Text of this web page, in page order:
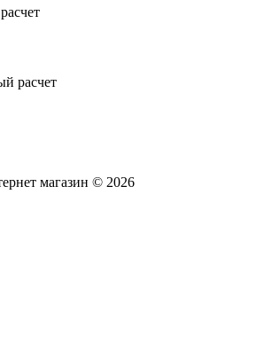
расчет
магазин © 2026